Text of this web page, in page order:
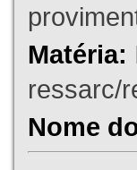
Matéria:
ressarc/
Nome